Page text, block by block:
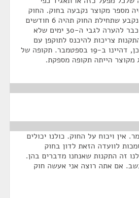
מספר מקוצר נקבעה בחוק. החוק
התקבל בחודש מארס. נקבע שתחילת החוק תהיה 6 חודשים
מיום פרסומו. זה שייך כבר להערה לגבי ה-30 ימים שלא
צריכות להיכנס לתוקפן עם
תחילת החוק, לא לפני כן, דהיינו ב-19 בספטמבר. תקופה של
מקוצר הייתה תקופה מספקת.
אין ויכוח על החוק. כולנו יכולים
לוועדה הזאת לדון בחוק
זה התקנות שאנחנו מדברים בהן.
אם אתה רוצה אני אעשה חוק